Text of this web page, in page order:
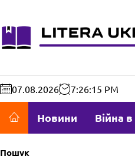
07.08.2026 7:26:16 PM
Новини Війна в
Пошук